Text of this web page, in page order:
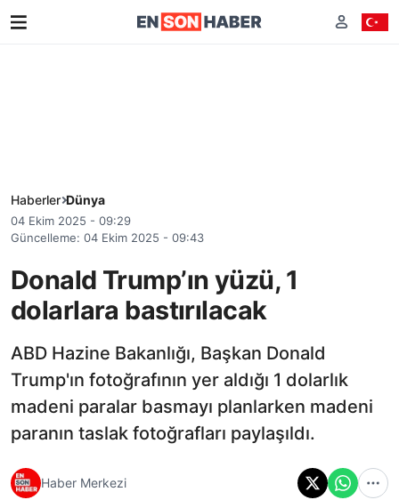
Haberler Dünya
04 Ekim 2025 - 09:29
Güncelleme: 04 Ekim 2025 - 09:43
Donald Trump’ın yüzü, 1
dolarlara bastırılacak
ABD Hazine Bakanlığı, Başkan Donald
Trump'ın fotoğrafının yer aldığı 1 dolarlık
madeni paralar basmayı planlarken madeni
paranın taslak fotoğrafları paylaşıldı.
Haber Merkezi